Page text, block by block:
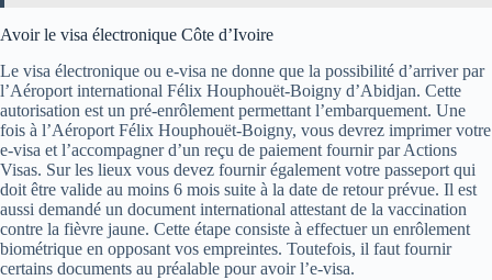
Avoir le visa électronique Côte d’Ivoire
Le visa électronique ou e-visa ne donne que la possibilité d’arriver par
l’Aéroport international Félix Houphouët-Boigny d’Abidjan. Cette
autorisation est un pré-enrôlement permettant l’embarquement. Une
fois à l’Aéroport Félix Houphouët-Boigny, vous devrez imprimer votre
e-visa et l’accompagner d’un reçu de paiement fournir par Actions
Visas. Sur les lieux vous devez fournir également votre passeport qui
doit être valide au moins 6 mois suite à la date de retour prévue. Il est
aussi demandé un document international attestant de la vaccination
contre la fièvre jaune. Cette étape consiste à effectuer un enrôlement
biométrique en opposant vos empreintes. Toutefois, il faut fournir
certains documents au préalable pour avoir l’e-visa.